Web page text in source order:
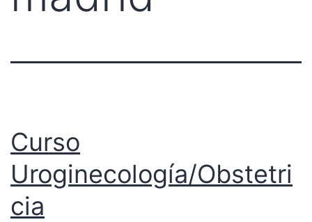
Curso
Uroginecología/Obstetri
cia